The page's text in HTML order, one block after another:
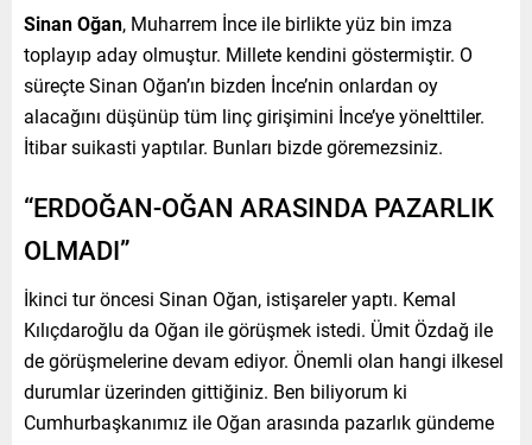
Sinan Oğan, Muharrem İnce ile birlikte yüz bin imza
toplayıp aday olmuştur. Millete kendini göstermiştir. O
süreçte Sinan Oğan’ın bizden İnce’nin onlardan oy
alacağını düşünüp tüm linç girişimini İnce’ye yönelttiler.
İtibar suikasti yaptılar. Bunları bizde göremezsiniz.
“ERDOĞAN-OĞAN ARASINDA PAZARLIK
OLMADI”
İkinci tur öncesi Sinan Oğan, istişareler yaptı. Kemal
Kılıçdaroğlu da Oğan ile görüşmek istedi. Ümit Özdağ ile
de görüşmelerine devam ediyor. Önemli olan hangi ilkesel
durumlar üzerinden gittiğiniz. Ben biliyorum ki
Cumhurbaşkanımız ile Oğan arasında pazarlık gündeme